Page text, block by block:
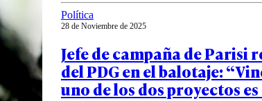
Política
28 de Noviembre de 2025
Jefe de campaña de Parisi
del PDG en el balotaje:
uno de los dos proyectos